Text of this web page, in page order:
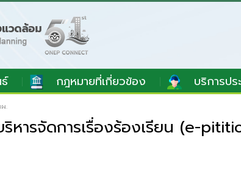
กฎหมายที่เกี่ยวข้อง บริการปร
.
หารจัดการเรื่องร้องเรียน (e-